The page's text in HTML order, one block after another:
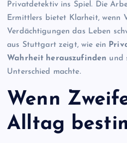
Privatdetektiv ins Spiel. Die
Ermittlers bietet Klarheit, wenn
Verdächtigungen das Leben
aus Stuttgart zeigt, wie ein
Wahrheit herauszufinden und
Unterschied machte.
Wenn
Alltag